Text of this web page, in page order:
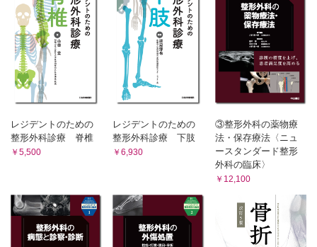
頚髄症 （藤原 靖）
運動ニューロン疾患 （園生雅弘）
8章 麻痺・歩行障害
診断のポイント （飯塚陽一）
頚椎症性脊髄症（CSM） （飯塚陽一）
脊柱靱帯骨化症（OPLL，OLF） （吉井俊貴，橋本 淳）
COLUMN OPLLは頚髄損傷のハイリスク （筑田博隆）
頚椎椎間板ヘルニア （日下部 隆）
脊髄腫瘍 （名越慈人）
9章 斜頚・首下がり
先天性の斜頚 （谷口優樹，岡田慶太）
首下がり （工藤理史）
10章 背骨の変形
レジデントのための
整形外科診療 脊椎
￥5,500
レジデントのための
整形外科診療 下肢
￥6,930
③整形外科の薬物療
法・保存療法〈ニュ
ースタンダード整形
外科の臨床〉
￥12,100